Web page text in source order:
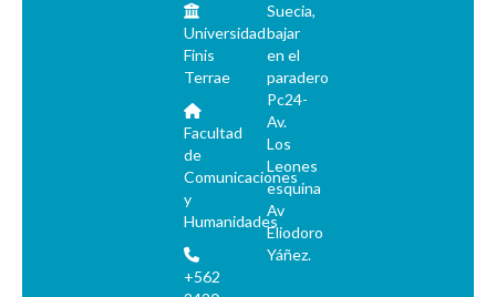
Universidad
Finis
Terrae
Facultad
de
Comunicaciones
y
Humanidades
+562
Suecia,
bajar
en el
paradero
Pc24-
Av.
Los
Leones
esquina
Av
Eliodoro
Yáñez.